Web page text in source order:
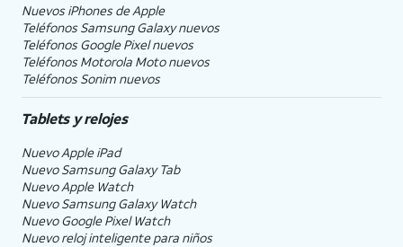
Nuevos iPhones de Apple
Teléfonos Samsung Galaxy nuevos
Teléfonos Google Pixel nuevos
Teléfonos Motorola Moto nuevos
Teléfonos Sonim nuevos
Tablets y relojes
Nuevo Apple iPad
Nuevo Samsung Galaxy Tab
Nuevo Apple Watch
Nuevo Samsung Galaxy Watch
Nuevo Google Pixel Watch
Nuevo reloj inteligente para niños